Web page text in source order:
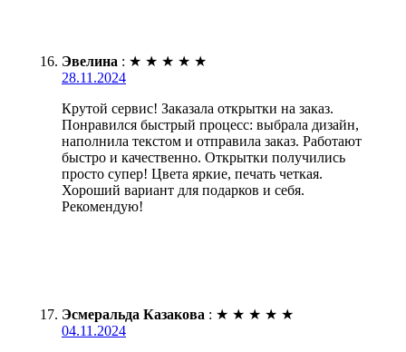
Эвелина : ★ ★ ★ ★ ★
28.11.2024
Крутой сервис! Заказала открытки на заказ.
Понравился быстрый процесс: выбрала дизайн,
наполнила текстом и отправила заказ. Работают
быстро и качественно. Открытки получились
просто супер! Цвета яркие, печать четкая.
Хороший вариант для подарков и себя.
Рекомендую!
Эсмеральда Казакова : ★ ★ ★ ★ ★
04.11.2024